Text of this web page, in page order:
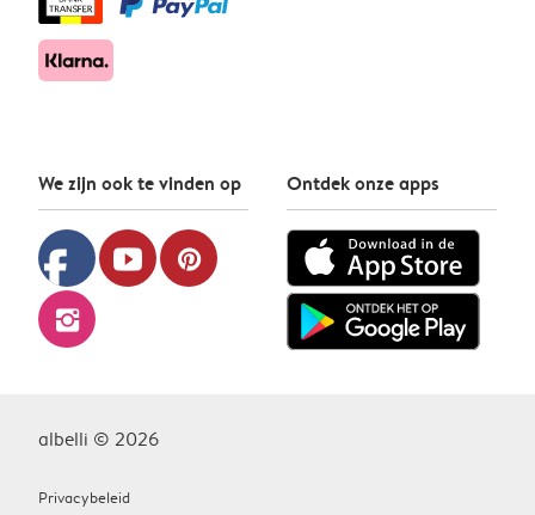
We zijn ook te vinden op
facebook youtube pinterest
instagram
Ontdek onze apps
albelli © 2026
Privacybeleid